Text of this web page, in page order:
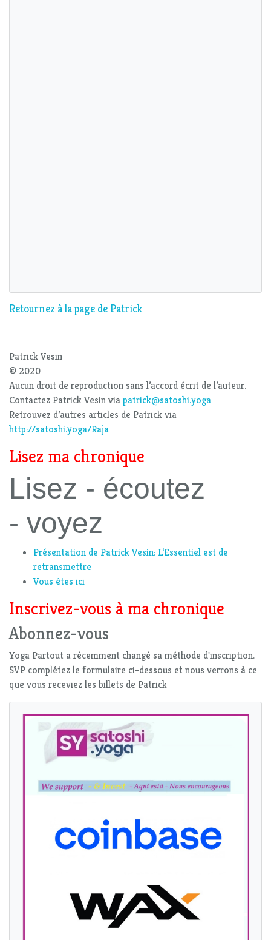
Retournez à la page de Patrick
Patrick Vesin
© 2020
Aucun droit de reproduction sans l’accord écrit de l’auteur.
Contactez Patrick Vesin viapatrick@satoshi.yoga
Retrouvez d’autres articles de Patrick via
http://satoshi.yoga/Raja
Lisez ma chronique
Lisez - écoutez
- voyez
Présentation de Patrick Vesin: L‘Essentiel est de
retransmettre
Vous êtes ici
Inscrivez-vous à ma chronique
Abonnez-vous
Yoga Partout a récemment changé sa méthode d'inscription.
SVP complétez le formulaire ci-dessous et nous verrons à ce
que vous receviez les billets de Patrick